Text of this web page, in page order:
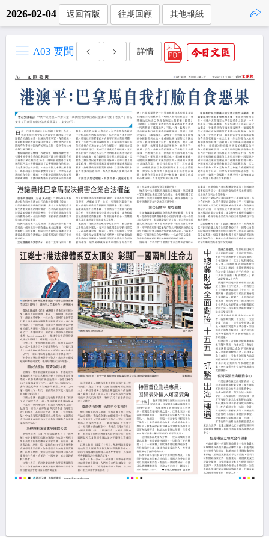
2026-02-04 返回首版 往期回顧 其他報紙
A03 要聞 詳情